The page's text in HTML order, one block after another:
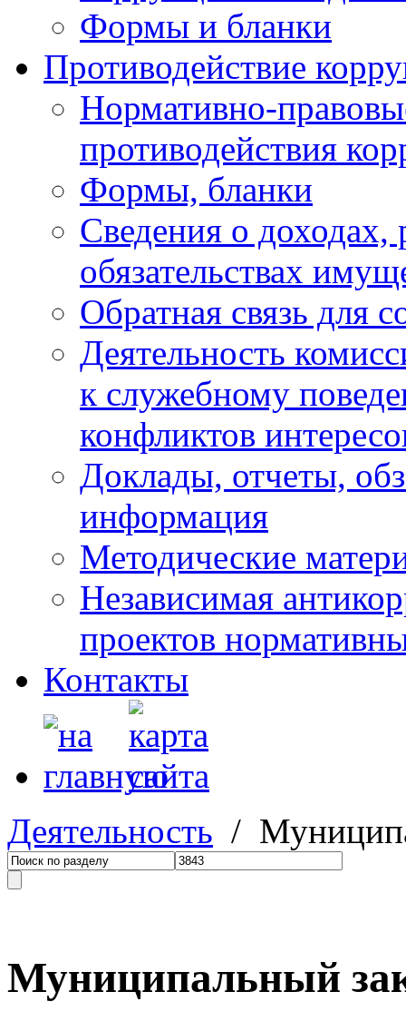
Формы и бланки
Противодействие
Нормативно-
противодействия
Формы, бланки
Сведения о доходах,
обязательствах
Обратная связь для
Деятельность
к служебному
конфликтов
Доклады, отчеты,
информация
Методические
Независимая
проектов
Контакты
Деятельность /
Муниципальный